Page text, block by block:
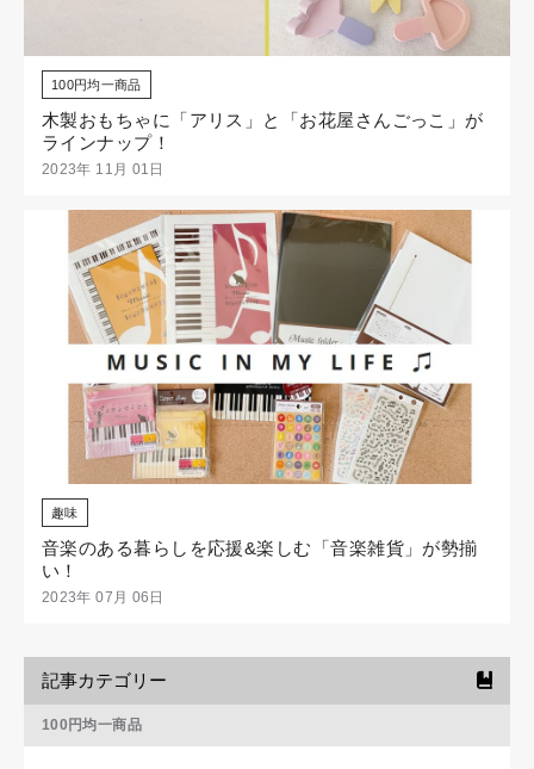
100円均一商品
木製おもちゃに「アリス」と「お花屋さんごっこ」が
ラインナップ！
2023年 11月 01日
趣味
音楽のある暮らしを応援&楽しむ「音楽雑貨」が勢揃
い！
2023年 07月 06日
記事カテゴリー
100円均一商品